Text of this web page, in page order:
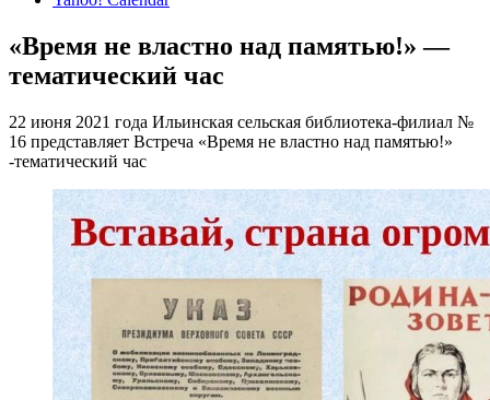
«Время не властно над памятью!» —
тематический час
22 июня 2021 года Ильинская сельская библиотека-филиал №
16 представляет Встреча «Время не властно над памятью!»
-тематический час